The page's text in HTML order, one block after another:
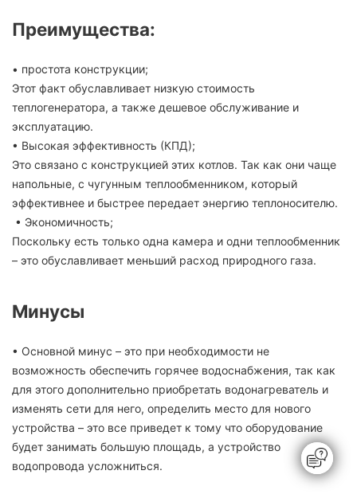
Преимущества:
• простота конструкции;
Этот факт обуславливает низкую стоимость
теплогенератора, а также дешевое обслуживание и
эксплуатацию.
• Высокая эффективность (КПД);
Это связано с конструкцией этих котлов. Так как они чаще
напольные, с чугунным теплообменником, который
эффективнее и быстрее передает энергию теплоносителю.
• Экономичность;
Поскольку есть только одна камера и одни теплообменник
– это обуславливает меньший расход природного газа.
Минусы
• Основной минус – это при необходимости не
возможность обеспечить горячее водоснабжения, так как
для этого дополнительно приобретать водонагреватель и
изменять сети для него, определить место для нового
устройства – это все приведет к тому что оборудование
будет занимать большую площадь, а устройство
водопровода усложниться.